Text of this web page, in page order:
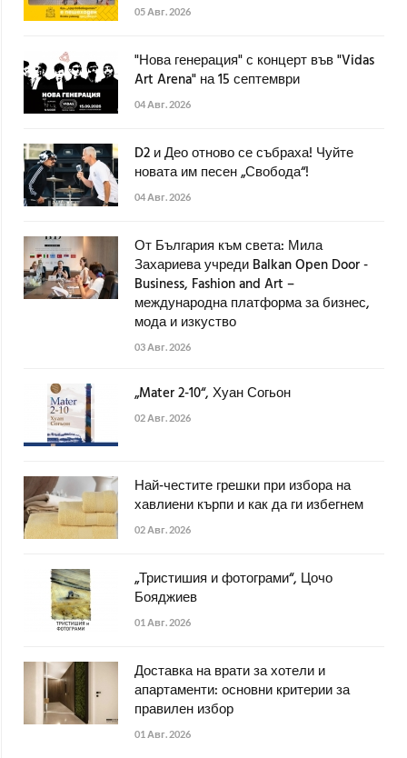
05 Авг. 2026
"Нова генерация" с концерт във "Vidas
Art Arena" на 15 септември
04 Авг. 2026
D2 и Део отново се събраха! Чуйте
новата им песен „Свобода“!
04 Авг. 2026
От България към света: Мила
Захариева учреди Balkan Open Door -
Business, Fashion and Art –
международна платформа за бизнес,
мода и изкуство
03 Авг. 2026
„Mater 2-10“, Хуан Согьон
02 Авг. 2026
Най-честите грешки при избора на
хавлиени кърпи и как да ги избегнем
02 Авг. 2026
„Тристишия и фотограми“, Цочо
Бояджиев
01 Авг. 2026
Доставка на врати за хотели и
апартаменти: основни критерии за
правилен избор
01 Авг. 2026